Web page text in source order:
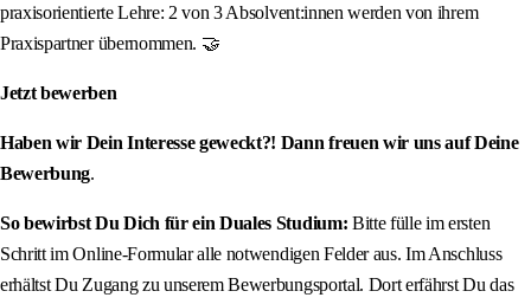
praxisorientierte Lehre: 2 von 3 Absolvent:innen werden von ihrem
Praxispartner übernommen. 🤝
Jetzt bewerben
Haben wir Dein Interesse geweckt?! Dann freuen wir uns auf Deine
Bewerbung.
So bewirbst Du Dich für ein Duales Studium: Bitte fülle im ersten
Schritt im Online-Formular alle notwendigen Felder aus. Im Anschluss
erhältst Du Zugang zu unserem Bewerbungsportal. Dort erfährst Du das